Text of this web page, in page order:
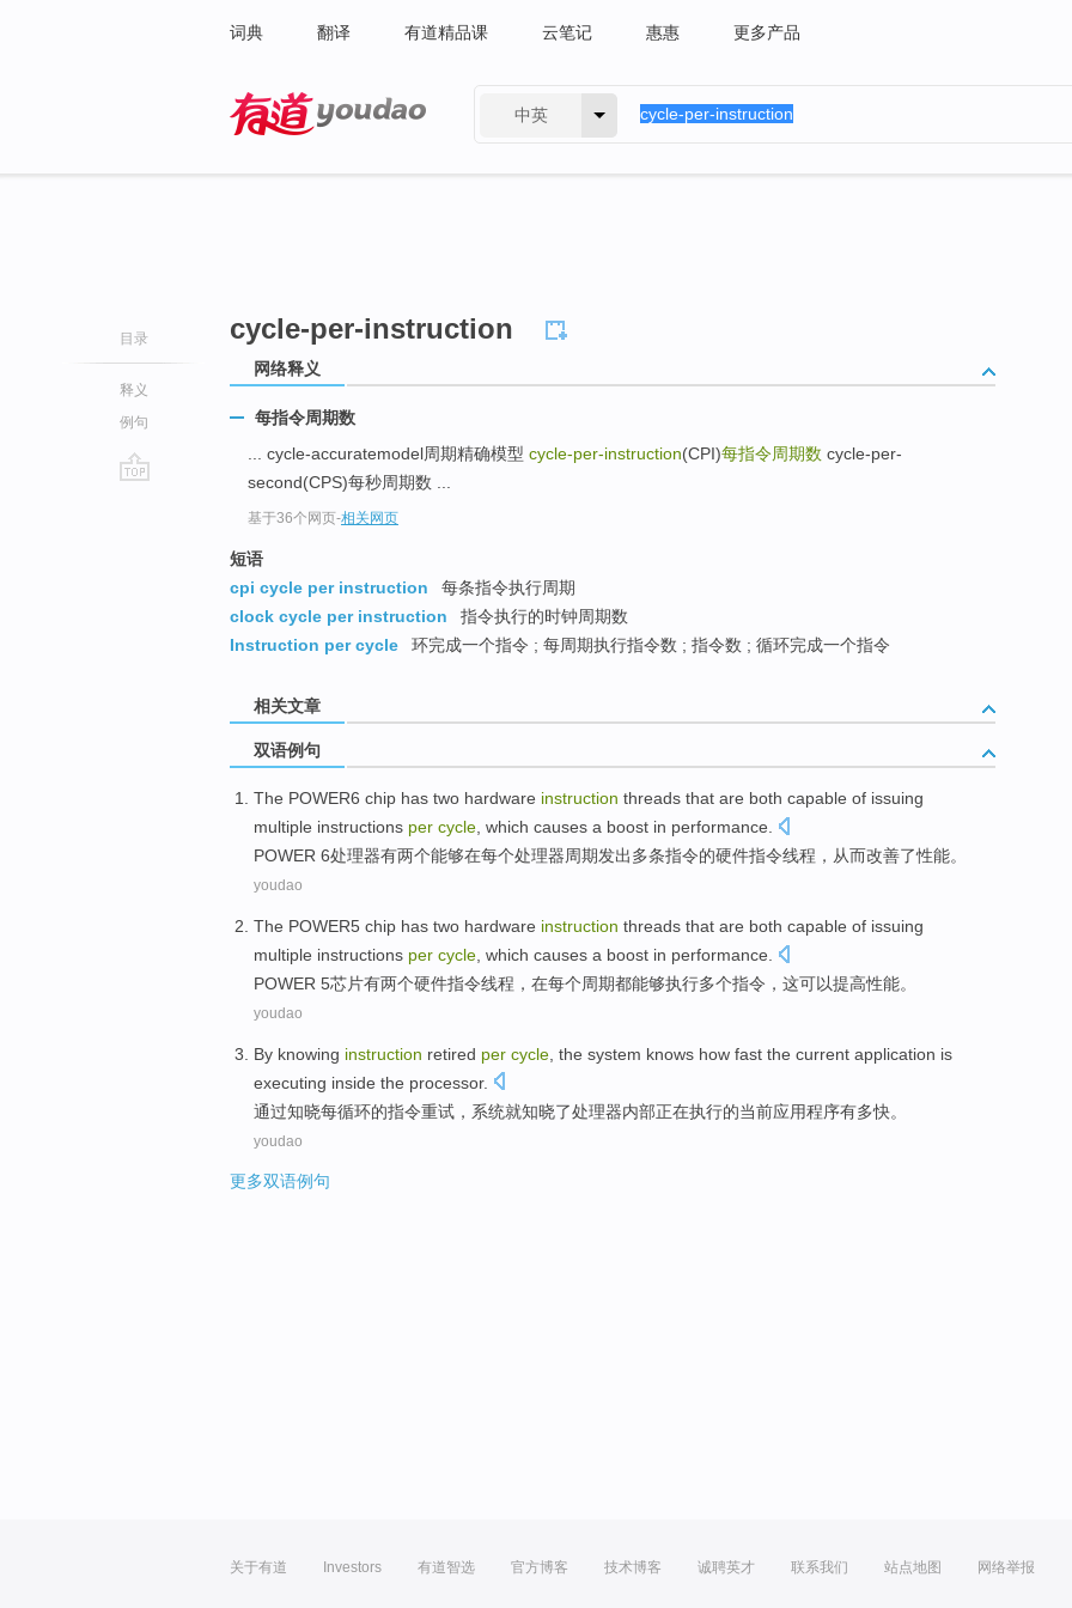
词典 翻译 有道精品课 云笔记 惠惠 更多产品
中英
目录
释义
例句
cycle-per-instruction
网络释义
每指令周期数
... cycle-accuratemodel周期精确模型 cycle-per-instruction(CPI)每指令周期数 cycle-per-
second(CPS)每秒周期数 ...
基于36个网页-相关网页
短语
cpi cycle per instruction
每条指令执行周期
clock cycle per instruction
指令执行的时钟周期数
Instruction per cycle
环完成一个指令 ; 每周期执行指令数 ; 指令数 ; 循环完成一个指令
相关文章
双语例句
The POWER6 chip has two hardware instruction threads that are both capable of issuing
multiple instructions per cycle which causes a boost in performance
POWER 6处理器有两个能够在每个处理器周期发出多条指令的硬件指令线程 ， 从而改善了性能。
youdao
The POWER5 chip has two hardware instruction threads that are both capable of issuing
multiple instructions per cycle which causes a boost in performance
POWER 5芯片有两个硬件指令线程 ， 在每个周期都能够执行多个指令 ， 这可以提高性能。
youdao
By knowing instruction retired per cycle , the system knows how fast the current application is
executing inside the processor.
通过知晓每循环的指令重试 ， 系统就知晓了处理器内部正在执行的当前应用程序有多快。
youdao
更多双语例句
关于有道 Investors 有道智选 官方博客 技术博客 诚聘英才 联系我们 站点地图 网络举报